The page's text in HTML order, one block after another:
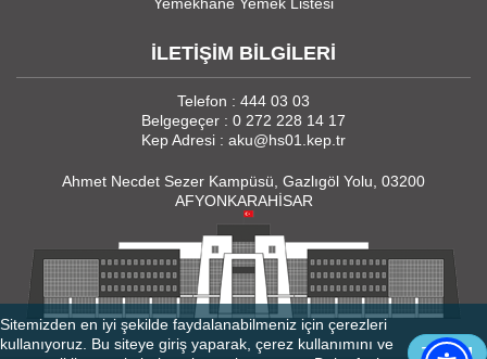
Sitemizden en iyi şekilde faydalanabilmeniz için çerezleri
kullanıyoruz. Bu siteye giriş yaparak, çerez kullanımını ve
TAMAM
İLETİŞİM BİLGİLERİ
Telefon : 444 03 03
Belgegeçer : 0 272 228 14 17
Kep Adresi : aku@hs01.kep.tr
Ahmet Necdet Sezer Kampüsü, Gazlıgöl Yolu, 03200
AFYONKARAHİSAR